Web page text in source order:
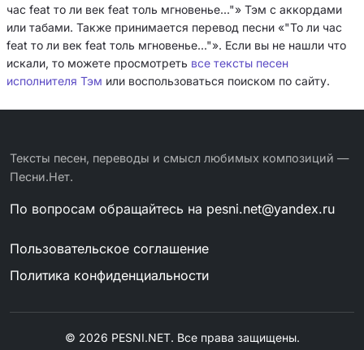
час feat то ли век feat толь мгновенье..."» Тэм с аккордами
или табами. Также принимается перевод песни «"То ли час
feat то ли век feat толь мгновенье..."». Если вы не нашли что
искали, то можете просмотреть все тексты песен
исполнителя Тэм или воспользоваться поиском по сайту.
Тексты песен, переводы и смысл любимых композиций —
Песни.Нет.
По вопросам обращайтесь на pesni.net@yandex.ru
Пользовательское соглашение
Политика конфиденциальности
© 2026 PESNI.NET. Все права защищены.